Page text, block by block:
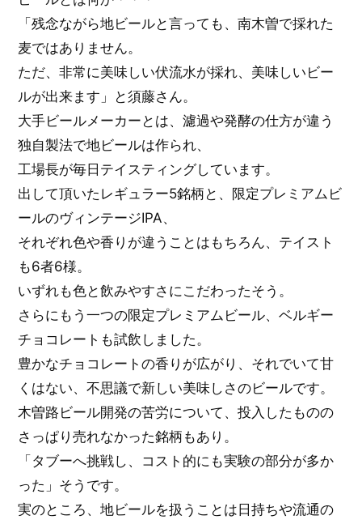
「残念ながら地ビールと言っても、南木曽で採れた
麦ではありません。
ただ、非常に美味しい伏流水が採れ、美味しいビー
ルが出来ます」と須藤さん。
大手ビールメーカーとは、濾過や発酵の仕方が違う
独自製法で地ビールは作られ、
工場長が毎日テイスティングしています。
出して頂いたレギュラー5銘柄と、限定プレミアムビ
ールのヴィンテージIPA、
それぞれ色や香りが違うことはもちろん、テイスト
も6者6様。
いずれも色と飲みやすさにこだわったそう。
さらにもう一つの限定プレミアムビール、ベルギー
チョコレートも試飲しました。
豊かなチョコレートの香りが広がり、それでいて甘
くはない、不思議で新しい美味しさのビールです。
木曽路ビール開発の苦労について、投入したものの
さっぱり売れなかった銘柄もあり。
「タブーへ挑戦し、コスト的にも実験の部分が多か
った」そうです。
実のところ、地ビールを扱うことは日持ちや流通の